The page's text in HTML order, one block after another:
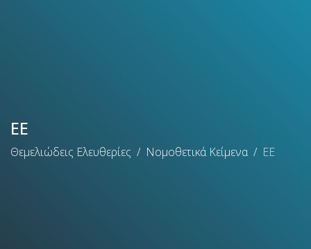
ΕΕ
Θεμελιώδεις Ελευθερίες Νομοθετικά Κείμενα ΕΕ